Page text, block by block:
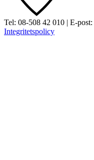
Tel: 08-508 42 010 | E-post:
Integritetspolicy